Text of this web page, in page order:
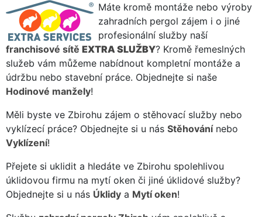
Máte kromě montáže nebo výroby
zahradních pergol zájem i o jiné
profesionální služby naší
franchisové sítě EXTRA SLUŽBY? Kromě řemeslných
služeb vám můžeme nabídnout kompletní montáže a
údržbu nebo stavební práce. Objednejte si naše
Hodinové manžely!
Měli byste ve Zbirohu zájem o stěhovací služby nebo
vyklízecí práce? Objednejte si u nás Stěhovánínebo
Vyklízení!
Přejete si uklidit a hledáte ve Zbirohu spolehlivou
úklidovou firmu na mytí oken či jiné úklidové služby?
Objednejte si u nás Úklidy a Mytí oken!